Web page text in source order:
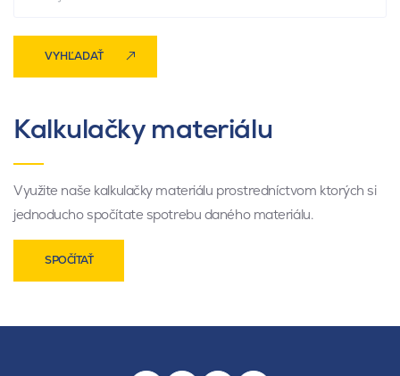
VYHĽADAŤ
Kalkulačky materiálu
Využite naše kalkulačky materiálu prostredníctvom ktorých si
jednoducho spočítate spotrebu daného materiálu.
SPOČÍTAŤ